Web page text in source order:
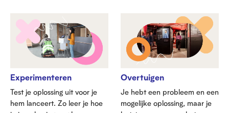
Experimenteren
Test je oplossing uit voor je
hem lanceert. Zo leer je hoe
Overtuigen
Je hebt een probleem en een
mogelijke oplossing, maar je